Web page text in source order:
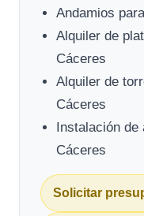
Andamios
Alquiler de
Cáceres
Alquiler de
Cáceres
Instalación de
Cáceres
Solicitar